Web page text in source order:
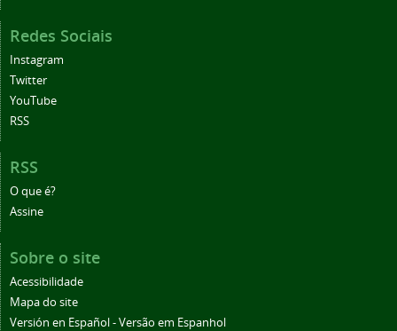
Redes Sociais
Instagram
Twitter
YouTube
RSS
RSS
O que é?
Assine
Sobre o site
Acessibilidade
Mapa do site
Versión en Español - Versão em Espanhol